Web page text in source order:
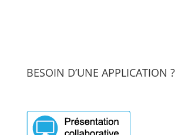
BESOIN D’UNE APPLICATION ?